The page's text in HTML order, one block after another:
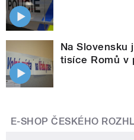
Na Slovensku
tisíce Romů v
E-SHOP ČESKÉHO